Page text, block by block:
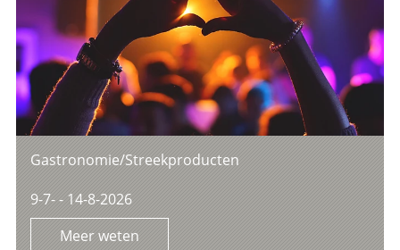
Gastronomie/Streekproducten
9-7- - 14-8-2026
Meer weten